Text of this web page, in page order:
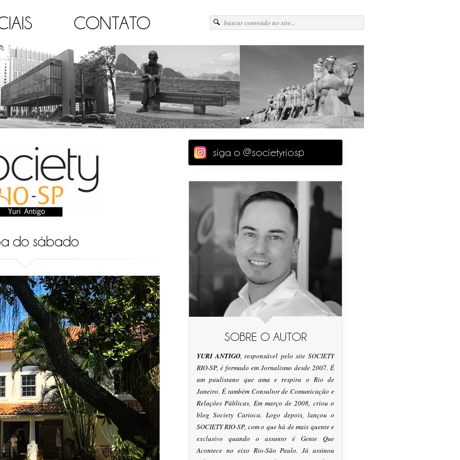
CONTATO
do sábado
siga o @societyriosp
SOBRE O AUTOR
YURI ANTIGO, responsável pelo site SOCIETY
RIO-SP, é formado em Jornalismo desde 2007. É
um paulistano que ama e respira o Rio de
Janeiro. É também Consultor de Comunicação e
Relações Públicas. Em março de 2008, criou o
blog Society Carioca. Logo depois, lançou o
SOCIETY RIO-SP, com o que há de mais quente e
exclusivo quando o assunto é Gente Que
Acontece no eixo Rio-São Paulo. Já assinou